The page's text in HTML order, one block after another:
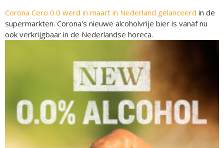
Corona Cero 0.0 werd in maart in Nederland gelanceerd in de
supermarkten. Corona's nieuwe alcoholvrije bier is vanaf nu
ook verkrijgbaar in de Nederlandse horeca.